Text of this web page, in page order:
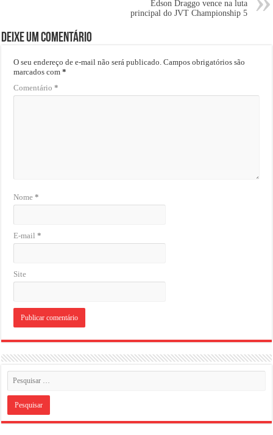
Edson Draggo vence na luta
principal do JVT Championship 5
Deixe um comentário
O seu endereço de e-mail não será publicado. Campos obrigatórios são
marcados com*
Comentário*
Nome*
E-mail*
Site